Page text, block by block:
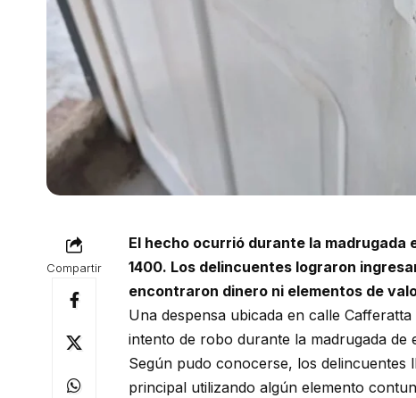
Compartir
El hecho ocurrió durante la
1400. Los delincuentes lograron
encontraron dinero ni elementos de
Una despensa ubicada en calle
intento de robo durante la madrugada de
Según pudo conocerse, los
principal utilizando algún elemento